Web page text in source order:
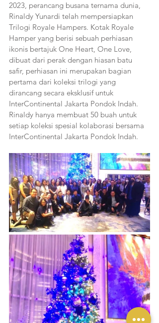
2023, perancang busana ternama dunia,
Rinaldy Yunardi telah mempersiapkan
Trilogi Royale Hampers. Kotak Royale
Hamper yang berisi sebuah perhiasan
ikonis bertajuk One Heart, One Love,
dibuat dari perak dengan hiasan batu
safir, perhiasan ini merupakan bagian
pertama dari koleksi trilogi yang
dirancang secara eksklusif untuk
InterContinental Jakarta Pondok Indah.
Rinaldy hanya membuat 50 buah untuk
setiap koleksi spesial kolaborasi bersama
InterContinental Jakarta Pondok Indah.